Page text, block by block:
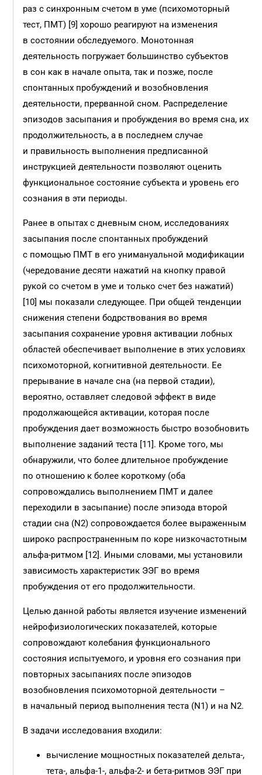
раз с синхронным счетом в уме (психомоторный
тест, ПМТ) [9] хорошо реагируют на изменения
в состоянии обследуемого. Монотонная
деятельность погружает большинство субъектов
в сон как в начале опыта, так и позже, после
спонтанных пробуждений и возобновления
деятельности, прерванной сном. Распределение
эпизодов засыпания и пробуждения во время сна, их
продолжительность, а в последнем случае
и правильность выполнения предписанной
инструкцией деятельности позволяют оценить
функциональное состояние субъекта и уровень его
сознания в эти периоды.
Ранее в опытах с дневным сном, исследованиях
засыпания после спонтанных пробуждений
с помощью ПМТ в его унимануальной модификации
(чередование десяти нажатий на кнопку правой
рукой со счетом в уме и только счет без нажатий)
[10] мы показали следующее. При общей тенденции
снижения степени бодрствования во время
засыпания сохранение уровня активации лобных
областей обеспечивает выполнение в этих условиях
психомоторной, когнитивной деятельности. Ее
прерывание в начале сна (на первой стадии),
вероятно, оставляет следовой эффект в виде
продолжающейся активации, которая после
пробуждения дает возможность быстро возобновить
выполнение заданий теста [11]. Кроме того, мы
обнаружили, что более длительное пробуждение
по отношению к более короткому (оба
сопровождались выполнением ПМТ и далее
переходили в засыпание) после эпизода второй
стадии сна (N2) сопровождается более выраженным
широко распространенным по коре низкочастотным
альфа-ритмом [12]. Иными словами, мы установили
зависимость характеристик ЭЭГ во время
пробуждения от его продолжительности.
Целью данной работы является изучение изменений
нейрофизиологических показателей, которые
сопровождают колебания функционального
состояния испытуемого, и уровня его сознания при
повторных засыпаниях после эпизодов
возобновления психомоторной деятельности –
в начальный период выполнения теста (N1) и на N2.
В задачи исследования входили:
вычисление мощностных показателей дельта-,
тета-, альфа-1-, альфа-2- и бета-ритмов ЭЭГ при